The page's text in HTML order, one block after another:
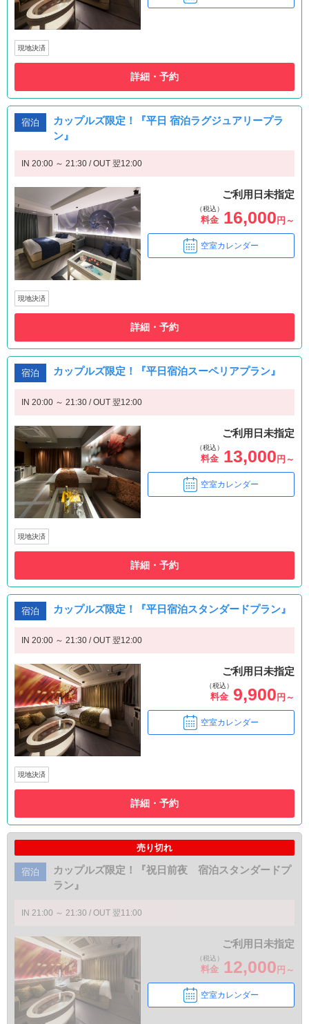
現地決済
詳細・予約
宿泊
カップルズ限定！『平日 宿泊ラグジュアリープラ
ン』
IN 20:00 ～ 21:30 / OUT 翌12:00
ご利用日未指定
（税込）
料金 16,000円～
空室カレンダー
現地決済
詳細・予約
宿泊 カップルズ限定！『平日宿泊スーペリアプラン』
IN 20:00 ～ 21:30 / OUT 翌12:00
ご利用日未指定
（税込）
料金 13,000円～
空室カレンダー
現地決済
詳細・予約
宿泊 カップルズ限定！『平日宿泊スタンダードプラン』
IN 20:00 ～ 21:30 / OUT 翌12:00
ご利用日未指定
（税込）
料金 9,900 円～
空室カレンダー
現地決済
詳細・予約
売り切れ
宿泊
カップルズ限定！『祝日前夜 宿泊スタンダードプ
ラン』
IN 21:00 ～ 21:30 / OUT 翌11:00
ご利用日未指定
（税込）
料金 12,000 円～
空室カレンダー